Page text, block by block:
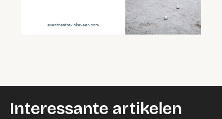
Interessante artikelen